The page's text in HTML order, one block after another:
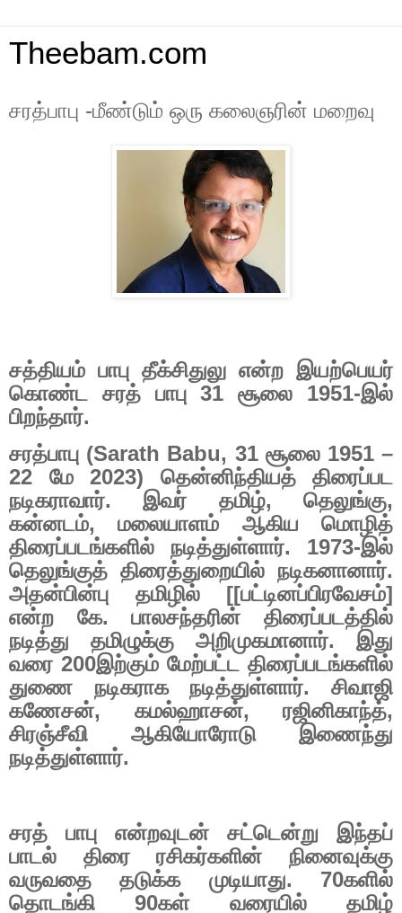
Theebam.com
சரத்பாபு -மீண்டும் ஒரு கலைஞரின் மறைவு
சத்தியம் பாபு தீக்சிதுலு என்ற இயற்பெயர்
கொண்ட சரத் ​​பாபு31 சூலை 1951-இல்
பிறந்தார்.
சரத்பாபு (Sarath Babu, 31சூலை 1951 –
22 மே 2023) தென்னிந்தியத் திரைப்பட
நடிகராவார். இவர் தமிழ்,தெலுங்கு,
கன்னடம்,மலையாளம் ஆகிய மொழித்
திரைப்படங்களில் நடித்துள்ளார். 1973-இல்
தெலுங்குத் திரைத்துறையில் நடிகனானார்.
அதன்பின்பு தமிழில் [[பட்டினப்பிரவேசம்]
என்ற கே. பாலசந்தரின் திரைப்படத்தில்
நடித்து தமிழுக்கு அறிமுகமானார். இது
வரை 200இற்கும் மேற்பட்ட திரைப்படங்களில்
துணை நடிகராக நடித்துள்ளார். சிவாஜி
கணேசன், கமல்ஹாசன், ரஜினிகாந்த்,
சிரஞ்சீவி ஆகியோரோடு இணைந்து
நடித்துள்ளார்.
சரத் பாபு என்றவுடன் சட்டென்று இந்தப்
பாடல் திரை ரசிகர்களின் நினைவுக்கு
வருவதை தடுக்க முடியாது. 70களில்
தொடங்கி90கள் வரையில் தமிழ்